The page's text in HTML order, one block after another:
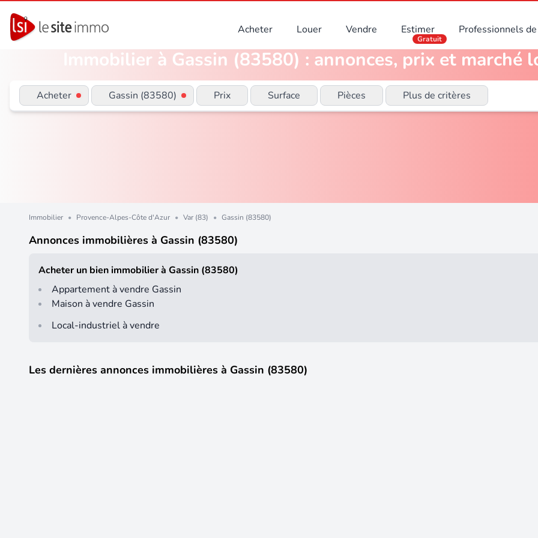
Acheter Louer Vendre Estimer
Gratuit
Professionnels
Immobilier à Gassin (83580) : annonces, prix et marché
Acheter Gassin (83580) Prix Surface Pièces Plus de critères
Immobilier • Provence-Alpes-Côte d'Azur • Var (83) • Gassin (83580)
Annonces immobilières à Gassin (83580)
Acheter un bien immobilier à Gassin (83580)
Appartement à vendre Gassin
Maison à vendre Gassin
Local-industriel à vendre
Les dernières annonces immobilières à Gassin (83580)